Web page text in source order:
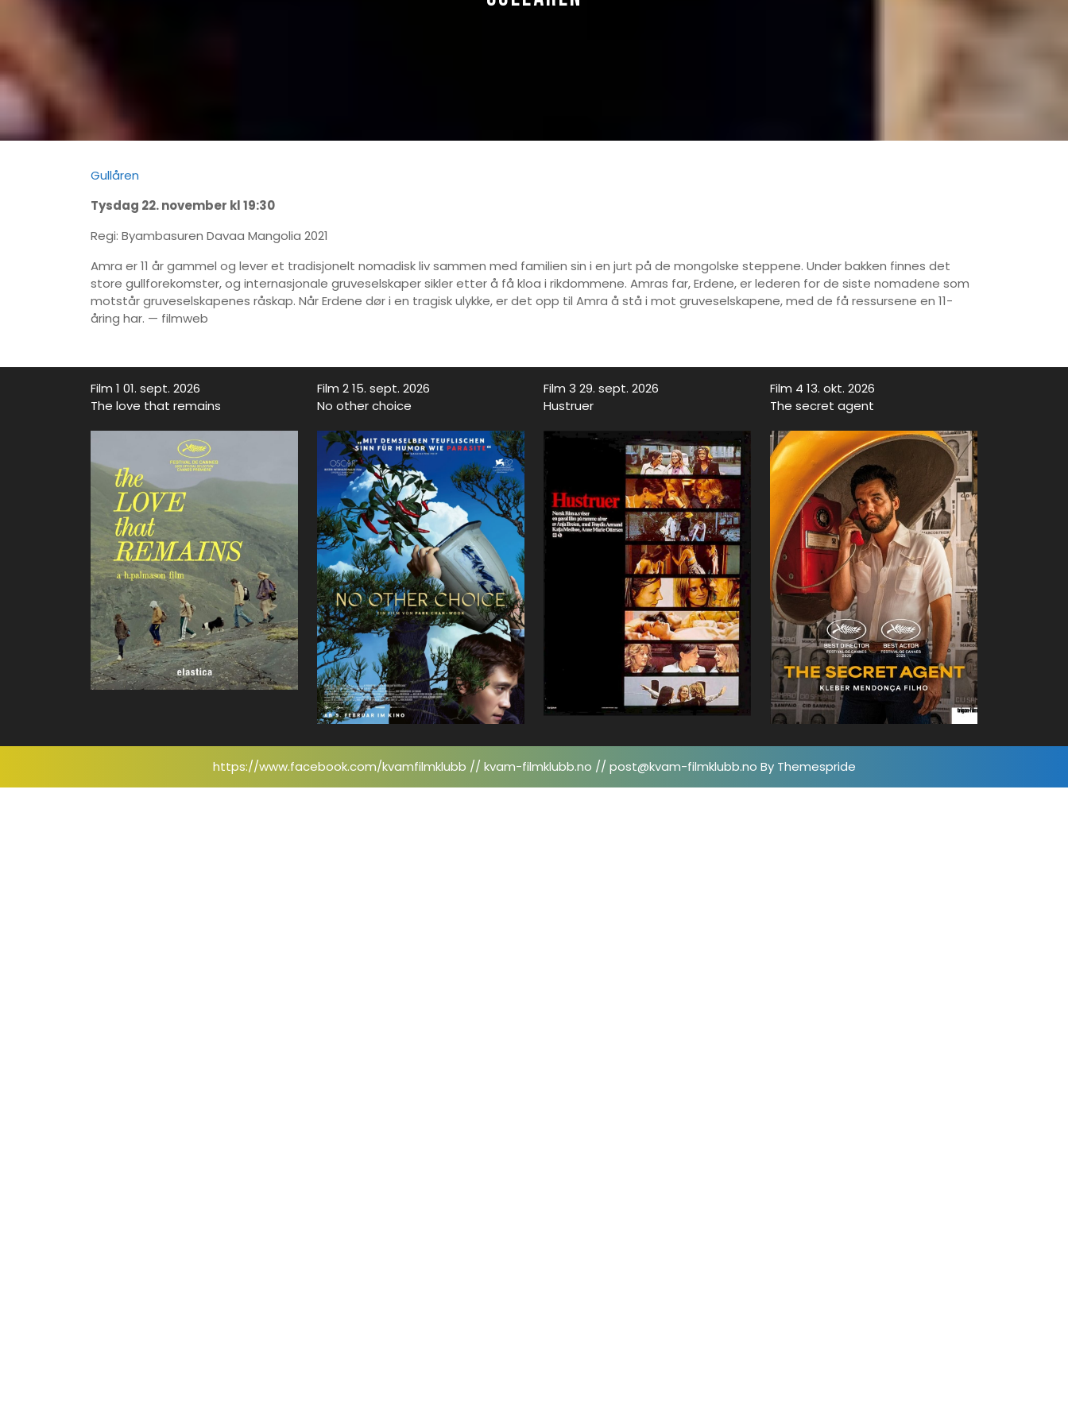
Gullåren
Tysdag 22. november kl 19:30
Regi: Byambasuren Davaa Mangolia 2021
Amra er 11 år gammel og lever et tradisjonelt nomadisk liv sammen med familien sin i en jurt på de mongolske steppene. Under bakken finnes det
store gullforekomster, og internasjonale gruveselskaper sikler etter å få kloa i rikdommene. Amras far, Erdene, er lederen for de siste nomadene som
motstår gruveselskapenes råskap. Når Erdene dør i en tragisk ulykke, er det opp til Amra å stå i mot gruveselskapene, med de få ressursene en 11-
åring har. — filmweb
Film 1 01. sept. 2026
The love that remains
Film 2 15. sept. 2026
No other choice
Film 3 29. sept. 2026
Hustruer
Film 4 13. okt. 2026
The secret agent
https://www.facebook.com/kvamfilmklubb // kvam-filmklubb.no // post@kvam-filmklubb.no By Themespride